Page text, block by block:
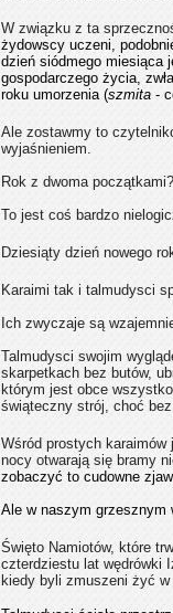
W związku z ta
żydowscy uczeni,
dzień siódmego miesiąca
gospodarczego życia,
roku umorzenia (szmita -
Ale zostawmy to
wyjaśnieniem.
Rok z dwoma
To jest coś bardzo
Dziesiąty dzień nowego
Karaimi tak i talmudysci
Ich zwyczaje są
Talmudysci ​​swojim
skarpetkach bez butów,
którym jest obce
świąteczny strój, choć
Wśród prostych
nocy otwarają się bramy
zobaczyć to cudowne
Ale w naszym grzesznym
Święto Namiotów, które
czterdziestu lat wędrówki
kiedy byli zmuszeni żyć w